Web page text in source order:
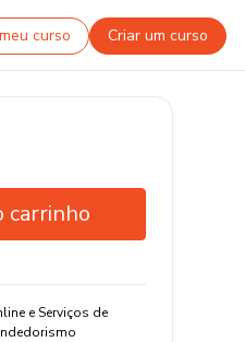
curso Criar um curso
carrinho
e Serviços de